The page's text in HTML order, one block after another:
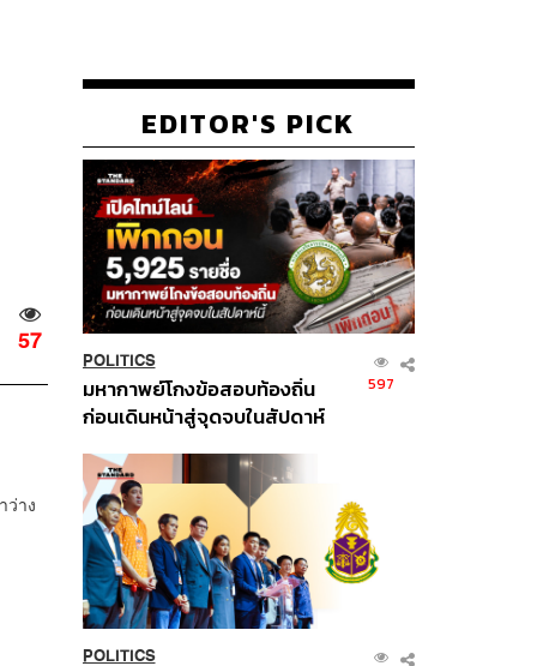
57
ว่าง
EDITOR'S PICK
POLITICS
มหากาพย์โกงข้อสอบท้องถิ่น
ก่อนเดินหน้าสู่จุดจบในสัปดาห์
597
POLITICS